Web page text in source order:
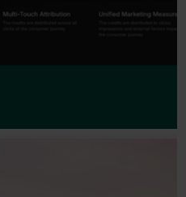
steeds meer
dan Google